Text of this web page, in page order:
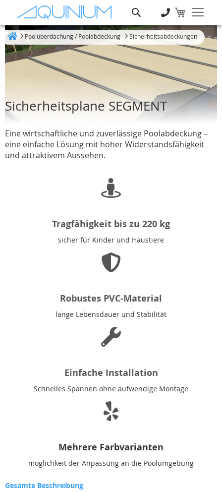
Poolüberdachung / Poolabdeckung Sicherheitsabdeckungen
Sicherheitsplane SEGMENT
Eine wirtschaftliche und zuverlässige Poolabdeckung –
eine einfache Lösung mit hoher Widerstandsfähigkeit
und attraktivem Aussehen.
Tragfähigkeit bis zu 220 kg
sicher für Kinder und Haustiere
Robustes PVC-Material
lange Lebensdauer und Stabilität
Einfache Installation
Schnelles Spannen ohne aufwendige Montage
Mehrere Farbvarianten
möglichkeit der Anpassung an die Poolumgebung
Gesamte Beschreibung